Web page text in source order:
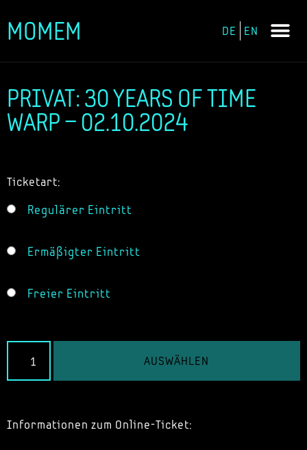
Zum
MOMEM DE EN
PRIVAT: 30 YEARS OF TIME
WARP – 02.10.2024
Ticketart:
Regulärer Eintritt
Ermäßigter Eintritt
Freier Eintritt
AUSWÄHLEN
Informationen zum Online-Ticket: